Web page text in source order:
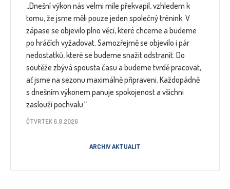
„Dnešní výkon nás velmi mile překvapil, vzhledem k
tomu, že jsme měli pouze jeden společný trénink. V
zápase se objevilo plno věcí, které chceme a budeme
po hráčích vyžadovat. Samozřejmě se objevilo i pár
nedostatků, které se budeme snažit odstranit. Do
soutěže zbývá spousta času a budeme tvrdě pracovat,
ať jsme na sezonu maximálně připraveni. Každopádně
s dnešním výkonem panuje spokojenost a všichni
zaslouží pochvalu.“
ČTVRTEK 6.8.2026
ARCHIV AKTUALIT